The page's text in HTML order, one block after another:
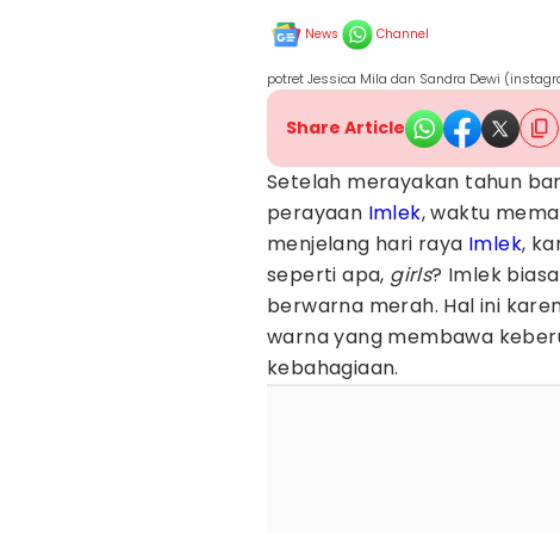
News Channel
potret Jessica Mila dan Sandra Dewi
Share Article
Setelah merayakan tahun
perayaan Imlek, waktu
menjelang hari raya Imlek,
seperti apa, girls? Imlek
berwarna merah. Hal ini
warna yang membawa
kebahagiaan.